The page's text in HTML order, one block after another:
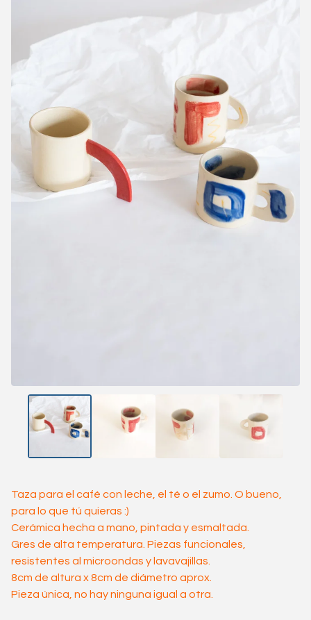
Taza para el café con leche, el té o el zumo. O bueno,
para lo que tú quieras :)
Cerámica hecha a mano, pintada y esmaltada.
Gres de alta temperatura. Piezas funcionales,
resistentes al microondas y lavavajillas.
8cm de altura x 8cm de diámetro aprox.
Pieza única, no hay ninguna igual a otra.